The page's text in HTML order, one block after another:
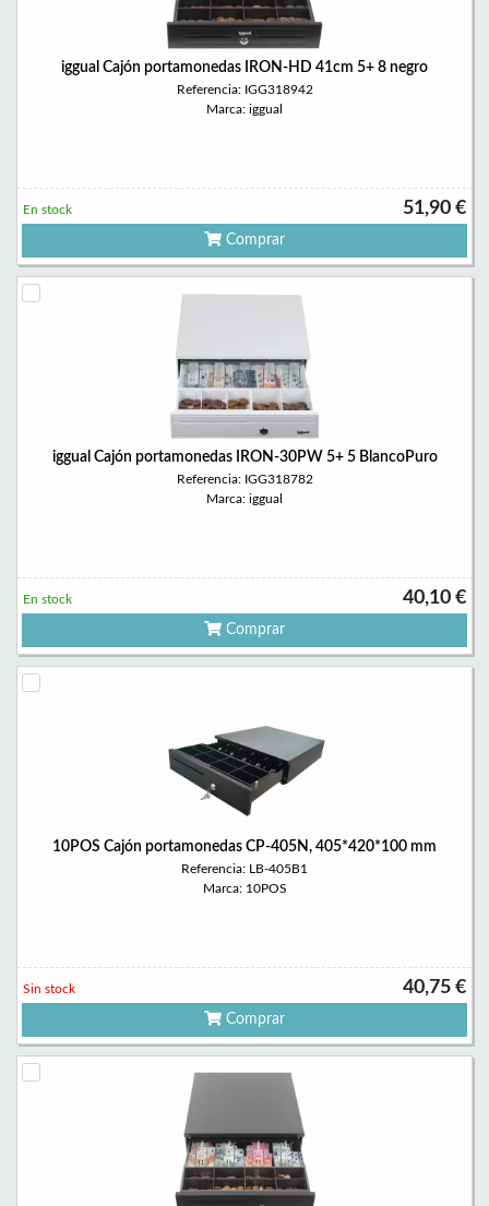
iggual Cajón portamonedas IRON-HD 41cm 5+ 8 negro
Referencia: IGG318942
Marca: iggual
51,90 €
En stock
Comprar
iggual Cajón portamonedas IRON-30PW 5+ 5 BlancoPuro
Referencia: IGG318782
Marca: iggual
40,10 €
En stock
Comprar
10POS Cajón portamonedas CP-405N, 405*420*100 mm
Referencia: LB-405B1
Marca: 10POS
40,75 €
Sin stock
Comprar